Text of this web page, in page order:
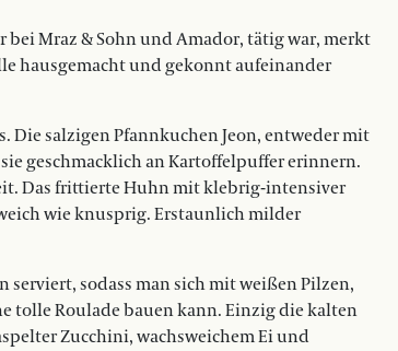
Mraz & Sohn und Amador, tätig war, merkt
hausgemacht und gekonnt aufeinander
Die salzigen Pfannkuchen Jeon, entweder mit
geschmacklich an Kartoffelpuffer erinnern.
Das frittierte Huhn mit klebrig-intensiver
wie knusprig. Erstaunlich milder
sodass man sich mit weißen Pilzen,
tolle Roulade bauen kann. Einzig die kalten
Zucchini, wachsweichem Ei und